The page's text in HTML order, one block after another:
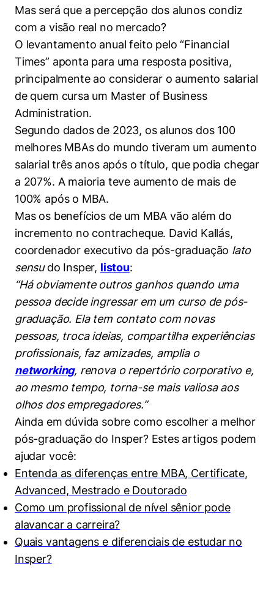
Mas será que a percepção dos alunos condiz
com a visão real no mercado?
O levantamento anual feito pelo “Financial
Times” aponta para uma resposta positiva,
principalmente ao considerar o aumento salarial
de quem cursa um Master of Business
Administration.
Segundo dados de 2023, os alunos dos 100
melhores MBAs do mundo tiveram um aumento
salarial três anos após o título, que podia chegar
a 207%. A maioria teve aumento de mais de
100% após o MBA.
Mas os benefícios de um MBA vão além do
incremento no contracheque. David Kallás,
coordenador executivo da pós-graduação lato
sensudo Insper, listou:
“Há obviamente outros ganhos quando uma
pessoa decide ingressar em um curso de pós-
graduação. Ela tem contato com novas
pessoas, troca ideias, compartilha experiências
profissionais, faz amizades, amplia o
networking, renova o repertório corporativo e,
ao mesmo tempo, torna-se mais valiosa aos
olhos dos empregadores.”
Ainda em dúvida sobre como escolher a melhor
pós-graduação do Insper? Estes artigos podem
ajudar você:
Entenda as diferenças entre MBA, Certificate,
Advanced, Mestrado e Doutorado
Como um profissional de nível sênior pode
alavancar a carreira?
Quais vantagens e diferenciais de estudar no
Insper?